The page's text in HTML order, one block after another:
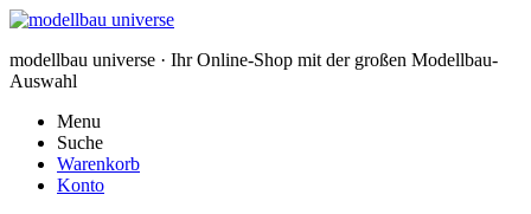
modellbau universe · Ihr Online-Shop mit der großen Modellbau-
Auswahl
Menu
Suche
Warenkorb
Konto